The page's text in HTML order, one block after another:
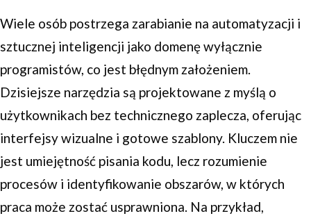
Wiele osób postrzega zarabianie na automatyzacji i
sztucznej inteligencji jako domenę wyłącznie
programistów, co jest błędnym założeniem.
Dzisiejsze narzędzia są projektowane z myślą o
użytkownikach bez technicznego zaplecza, oferując
interfejsy wizualne i gotowe szablony. Kluczem nie
jest umiejętność pisania kodu, lecz rozumienie
procesów i identyfikowanie obszarów, w których
praca może zostać usprawniona. Na przykład,